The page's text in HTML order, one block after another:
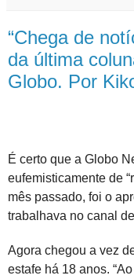
“Chega de
da última
Globo. Por
É certo que a Globo
eufemisticamente de
mês passado, foi o
trabalhava no canal
Agora chegou a vez
estafe há 18 anos.